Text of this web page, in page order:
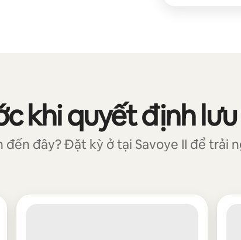
khi quyết định lưu
đến đây? Đặt kỳ ở tại Savoye II để trải